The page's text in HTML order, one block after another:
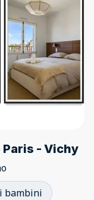
Paris - Vichy
bambini